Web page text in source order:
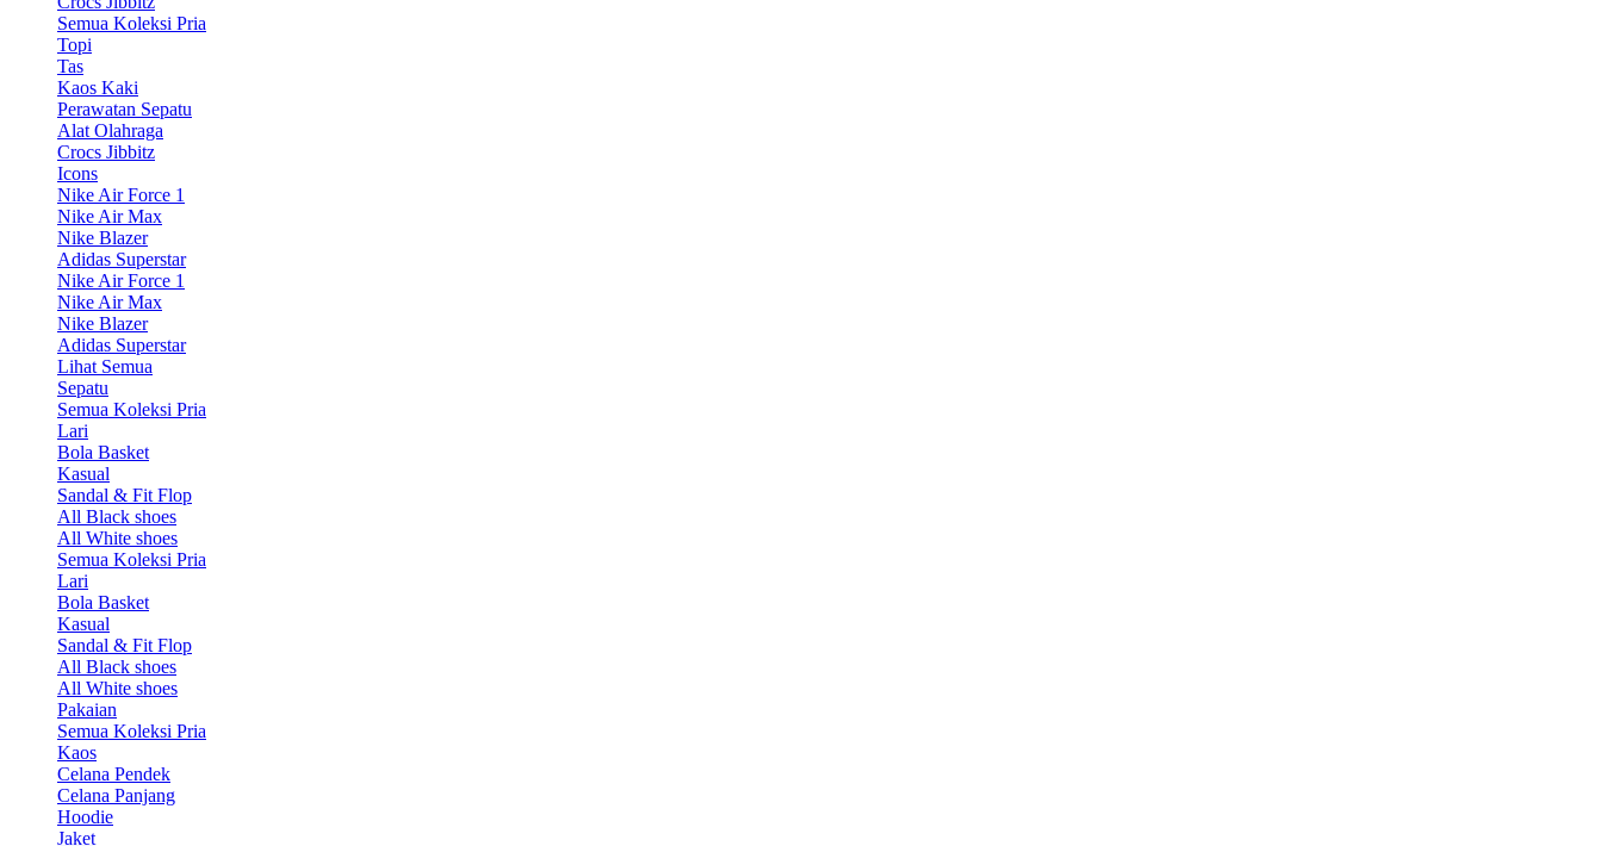
Semua Koleksi Pria
Topi
Tas
Kaos Kaki
Perawatan Sepatu
Alat Olahraga
Crocs Jibbitz
Icons
Nike Air Force 1
Nike Air Max
Nike Blazer
Adidas Superstar
Nike Air Force 1
Nike Air Max
Nike Blazer
Adidas Superstar
Lihat Semua
Sepatu
Semua Koleksi Pria
Lari
Bola Basket
Kasual
Sandal & Fit Flop
All Black shoes
All White shoes
Semua Koleksi Pria
Lari
Bola Basket
Kasual
Sandal & Fit Flop
All Black shoes
All White shoes
Pakaian
Semua Koleksi Pria
Kaos
Celana Pendek
Celana Panjang
Hoodie
Jaket